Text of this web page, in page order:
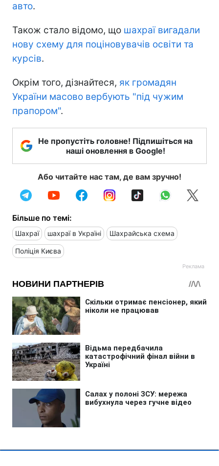
авто.
Також стало відомо, що шахраї вигадали
нову схему для поціновувачів освіти та
курсів.
Окрім того, дізнайтеся, як громадян
України масово вербують "під чужим
прапором".
Не пропустіть головне! Підпишіться на
наші оновлення в Google!
Або читайте нас там, де вам зручно!
Більше по темі:
Шахраї шахраї в Україні Шахрайська схема
Поліція Києва